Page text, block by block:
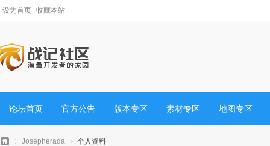
设为首页 收藏本站
论坛首页 官方公告 版本专区 素材专区 地图专区
Josepherada 个人资料